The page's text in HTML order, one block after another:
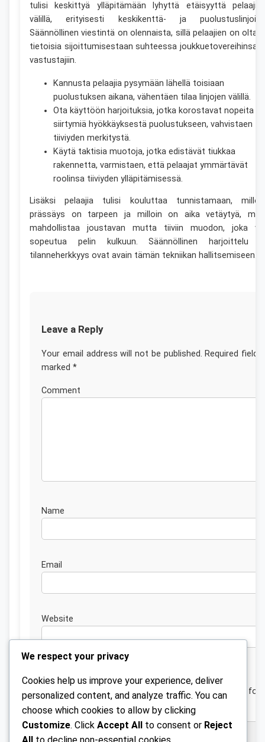
tulisi keskittyä ylläpitämään lyhyttä etäisyyttä
välillä, erityisesti keskikenttä- ja
Säännöllinen viestintä on olennaista, sillä pelaajien on
tietoisia sijoittumisestaan suhteessa joukkuetovereihinsa
vastustajiin.
Kannusta pelaajia pysymään lähellä toisiaan
puolustuksen aikana, vähentäen tilaa linjojen välillä.
Ota käyttöön harjoituksia, jotka korostavat nopeita
siirtymiä hyökkäyksestä puolustukseen, vahvistaen
tiiviyden merkitystä.
Käytä taktisia muotoja, jotka edistävät tiukkaa
rakennetta, varmistaen, että pelaajat ymmärtävät
roolinsa tiiviyden ylläpitämisessä.
Lisäksi pelaajia tulisi kouluttaa tunnistamaan,
prässäys on tarpeen ja milloin on aika vetäytyä,
mahdollistaa joustavan mutta tiiviin muodon, joka
sopeutua pelin kulkuun. Säännöllinen harjoittelu
tilanneherkkyys ovat avain tämän tekniikan hallitsemiseen.
Leave a Reply
Your email address will not be published. Required fields
marked *
Website
Save my name, email, and website in this browser for
next time I comment.
We respect your privacy
Cookies help us improve your experience, deliver
personalized content, and analyze traffic. You can
choose which cookies to allow by clicking
Customize. Click Accept All to consent or Reject
All to decline non-essential cookies.